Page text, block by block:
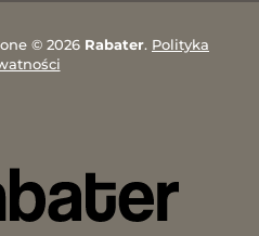
© 2026 Rabater. Polityka